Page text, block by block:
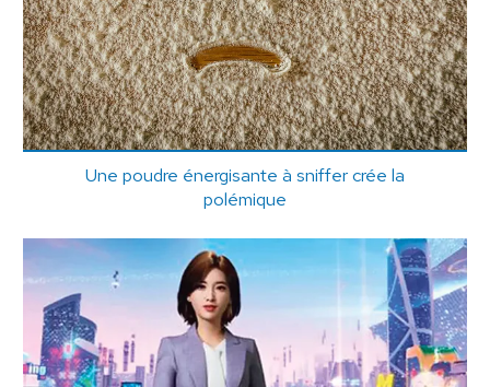
Une poudre énergisante à sniffer crée la
polémique